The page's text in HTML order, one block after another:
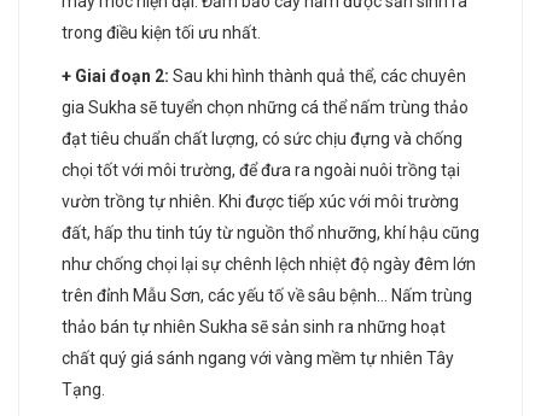
trong điều kiện tối ưu nhất.
+ Giai đoạn 2: Sau khi hình thành quả thể, các chuyên
gia Sukha sẽ tuyển chọn những cá thể nấm trùng thảo
đạt tiêu chuẩn chất lượng, có sức chịu đựng và chống
chọi tốt với môi trường, để đưa ra ngoài nuôi trồng tại
vườn trồng tự nhiên. Khi được tiếp xúc với môi trường
đất, hấp thu tinh túy từ nguồn thổ nhưỡng, khí hậu cũng
như chống chọi lại sự chênh lệch nhiệt độ ngày đêm lớn
trên đỉnh Mẫu Sơn, các yếu tố về sâu bệnh… Nấm trùng
thảo bán tự nhiên Sukha sẽ sản sinh ra những hoạt
chất quý giá sánh ngang với vàng mềm tự nhiên Tây
Tạng.